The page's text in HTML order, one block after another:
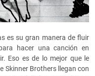
es su gran manera de fluir
hacer una canción en
Eso es de lo mejor que le
Skinner Brothers llegan con